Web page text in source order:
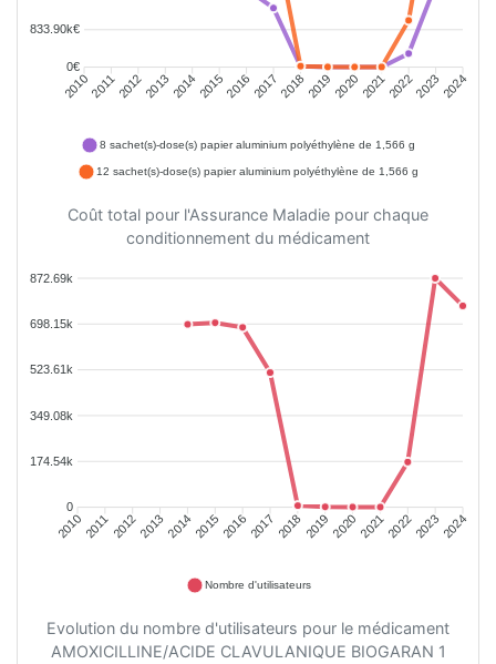
833.90k€
0€
201020112012201320142015201620172018201920202021202220232024
8 sachet(s)-dose(s) papier aluminium polyéthylène de 1,566 g
12 sachet(s)-dose(s) papier aluminium polyéthylène de 1,566 g
Coût total pour l'Assurance Maladie pour chaque
conditionnement du médicament
872.69k
698.15k
523.61k
349.08k
174.54k
0
20102011201220132014201520162017 2018 201920202021202220232024
Nombre d'utilisateurs
Evolution du nombre d'utilisateurs pour le médicament
AMOXICILLINE/ACIDE CLAVULANIQUE BIOGARAN 1